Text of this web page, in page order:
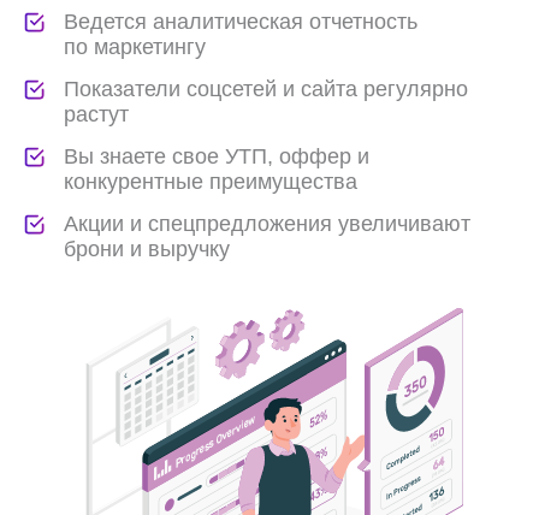
Выручка вырастет на 15-40%
Загрузка отеля вырастет на +25%
Окупаемость инвестиций в рекламу (ROI)
Открываемость рассылок составит 30%
Конверсия модуля бронирования на сайте
отеля возрастет до 10 процентов
Выполнение плана продаж и выручки